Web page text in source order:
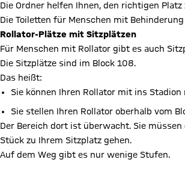
Die Ordner helfen Ihnen, den richtigen Platz
Die Toiletten für Menschen mit
Rollator-Plätze mit Sitzplätzen
Für Menschen mit Rollator gibt es auch
Die Sitzplätze sind im Block 108.
Das heißt:
Sie können Ihren Rollator mit ins Stadion
Sie stellen Ihren Rollator oberhalb vom
Der Bereich dort ist überwacht. Sie
Stück zu Ihrem Sitzplatz gehen.
Auf dem Weg gibt es nur wenige Stufen.